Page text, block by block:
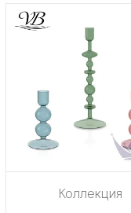
Коллекция